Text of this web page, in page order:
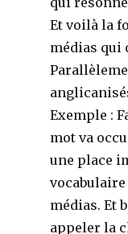
Et voilà la
médias qui
Exemple :
mot va
une place
médias. Et
appeler la